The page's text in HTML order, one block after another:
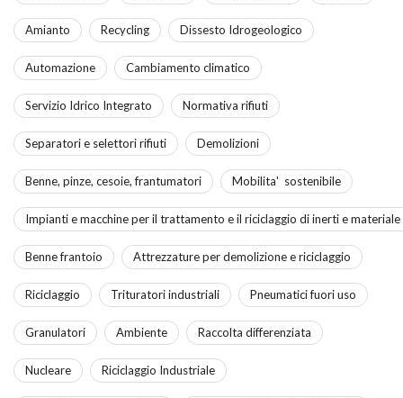
Amianto Recycling Dissesto Idrogeologico
Automazione Cambiamento climatico
Servizio Idrico Integrato Normativa rifiuti
Separatori e selettori rifiuti Demolizioni
Benne, pinze, cesoie, frantumatori Mobilita' sostenibile
Impianti e macchine per il trattamento e il riciclaggio di inerti e
Benne frantoio Attrezzature per demolizione e riciclaggio
Riciclaggio Trituratori industriali Pneumatici fuori uso
Granulatori Ambiente Raccolta differenziata
Nucleare Riciclaggio Industriale